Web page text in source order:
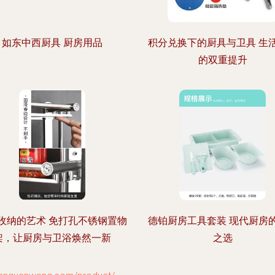
如东中西厨具 厨房用品
积分兑换下的厨具与卫具 生
的双重提升
纳的艺术 免打孔不锈钢置物
，让厨房与卫浴焕然一新
德铂厨房工具套装 现代厨房
之选